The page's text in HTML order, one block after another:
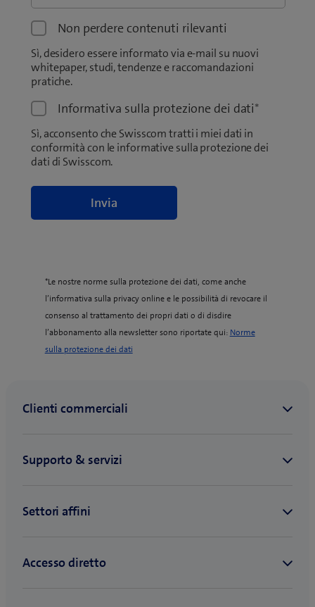
Non perdere contenuti rilevanti
Sì, desidero essere informato via e-mail su nuovi
whitepaper, studi, tendenze e raccomandazioni
pratiche.
Informativa sulla protezione dei dati*
Sì, acconsento che Swisscom tratti i miei dati in
conformità con le informative sulla protezione dei
dati di Swisscom.
*Le nostre norme sulla protezione dei dati, come anche
l’informativa sulla privacy online e le possibilità di revocare il
consenso al trattamento dei propri dati o di disdire
l’abbonamento alla newsletter sono riportate qui: Norme
sulla protezione dei dati(